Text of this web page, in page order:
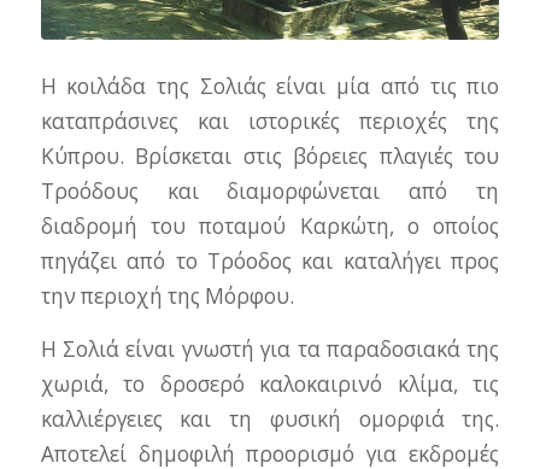
Η κοιλάδα της Σολιάς είναι μία από τις πιο
καταπράσινες και ιστορικές περιοχές της
Κύπρου. Βρίσκεται στις βόρειες πλαγιές του
Τροόδους και διαμορφώνεται από τη
διαδρομή του ποταμού Καρκώτη, ο οποίος
πηγάζει από το Τρόοδος και καταλήγει προς
την περιοχή της Μόρφου.
Η Σολιά είναι γνωστή για τα παραδοσιακά της
χωριά, το δροσερό καλοκαιρινό κλίμα, τις
καλλιέργειες και τη φυσική ομορφιά της.
Αποτελεί δημοφιλή προορισμό για εκδρομές